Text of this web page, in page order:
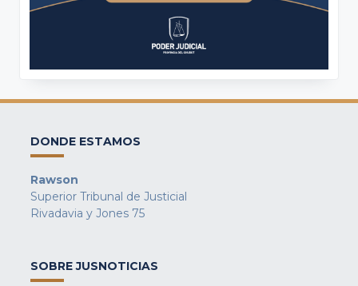
DONDE ESTAMOS
Rawson
Superior Tribunal de Justicial
Rivadavia y Jones 75
SOBRE JUSNOTICIAS